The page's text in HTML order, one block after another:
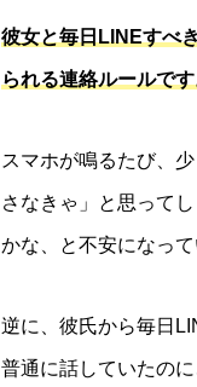
彼女と毎日LINEすべ
られる連絡ルールです
スマホが鳴るたび、
さなきゃ」と思って
かな、と不安になって
逆に、彼氏から毎日
普通に話していたの